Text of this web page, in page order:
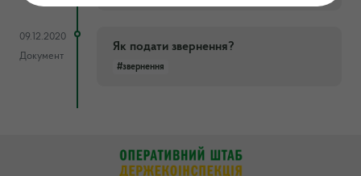
09.12.2020
Документ
Як подати звернення?
#звернення